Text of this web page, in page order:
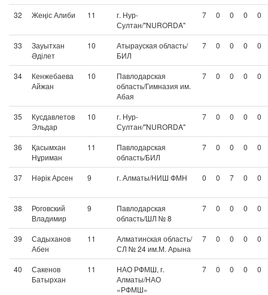
32 Жеңіс Алиби 11
г. Нур-
Султан/"NURORDA"
7 0 0 0 0
33
Зауытхан
Әділет
10
Атырауская область/
БИЛ
7 0 0 0 0
34
Кенжебаева
Айжан
10
Павлодарская
область/Гимназия им.
Абая
7 0 0 0 0
35
Кусдавлетов
Эльдар
10
г. Нур-
Султан/"NURORDA"
7 0 0 0 0
36
Қасымхан
Нұриман
11
Павлодарская
область/БИЛ
7 0 0 0 0
37 Нәрік Арсен 9 г. Алматы/НИШ ФМН 0 0 7 0 0
38
Роговский
Владимир
9
Павлодарская
область/ШЛ № 8
7 0 0 0 0
39
Садыханов
Абен
11
Алматинская область/
СЛ № 24 им.М. Арына
7 0 0 0 0
40
Сакенов
Батырхан
11
НАО РФМШ, г.
Алматы/НАО
«РФМШ»
7 0 0 0 0